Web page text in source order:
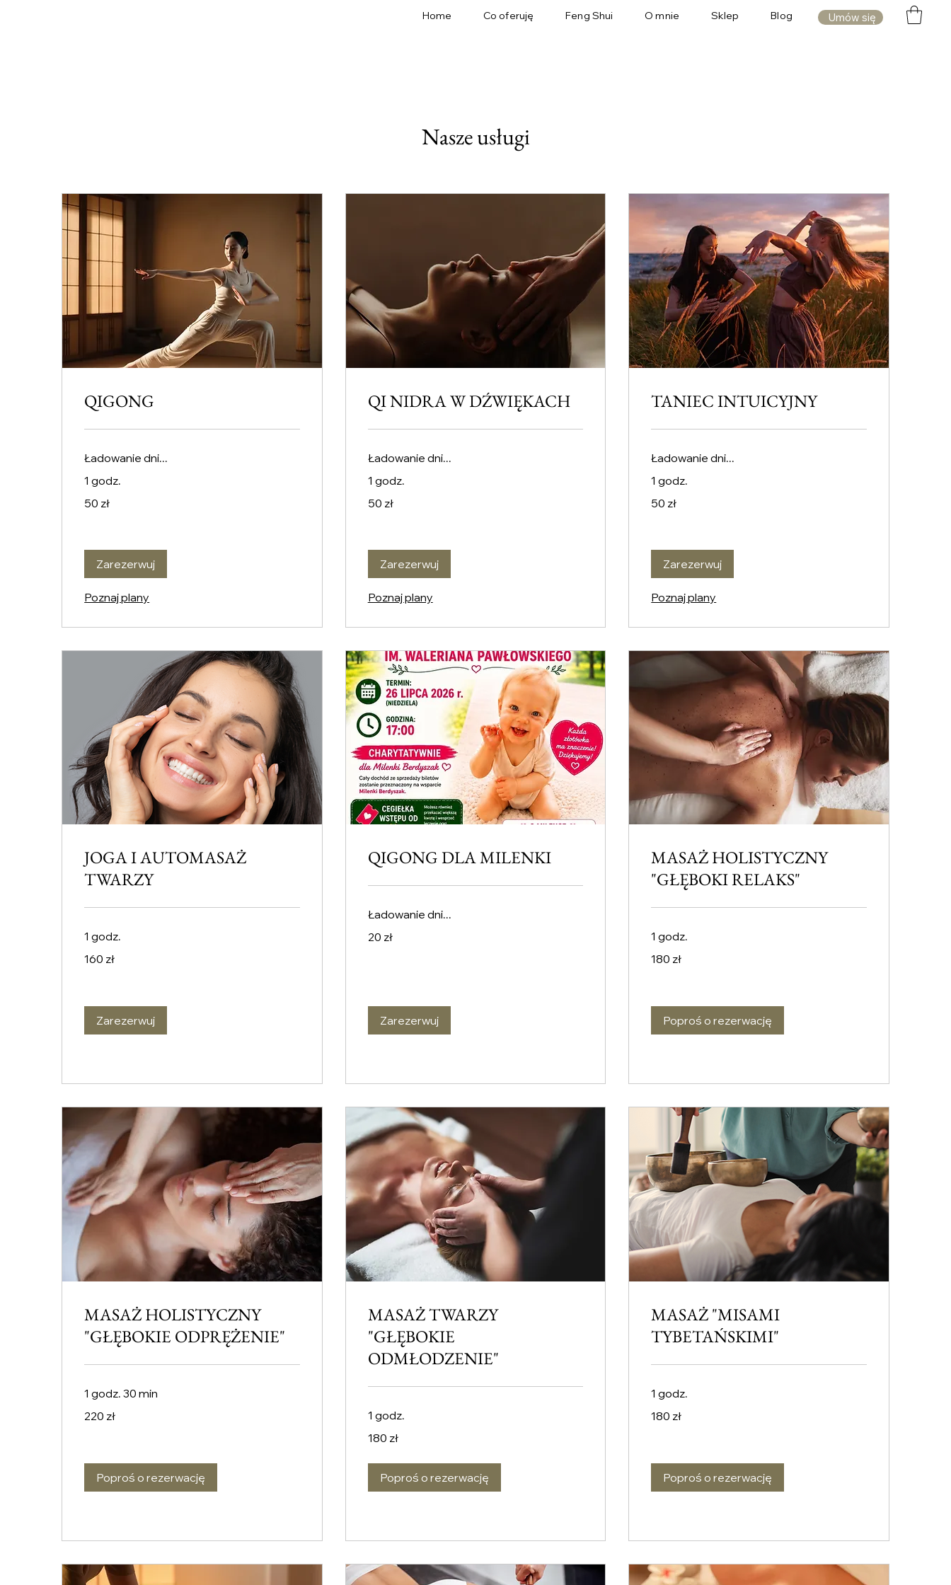
Home Co oferuję Feng Shui O mnie Sklep Blog Umów się
Nasze usługi
QIGONG
Ładowanie dni...
1 godz.
złotych
50 zł
Zarezerwuj
Poznaj plany
QI NIDRA W DŹWIĘKACH
Ładowanie dni...
1 godz.
złotych
50 zł
Zarezerwuj
Poznaj plany
TANIEC INTUICYJNY
Ładowanie dni...
1 godz.
złotych
50 zł
Zarezerwuj
Poznaj plany
JOGA I AUTOMASAŻ
TWARZY
1 godz.
złotych
160 zł
Zarezerwuj
QIGONG DLA MILENKI
Ładowanie dni...
złotych
20 zł
Zarezerwuj
MASAŻ HOLISTYCZNY
"GŁĘBOKI RELAKS"
1 godz.
złotych
180 zł
Poproś o rezerwację
MASAŻ HOLISTYCZNY
"GŁĘBOKIE ODPRĘŻENIE"
1 godz. 30 min
złotych
220 zł
Poproś o rezerwację
MASAŻ TWARZY
"GŁĘBOKIE
ODMŁODZENIE"
1 godz.
złotych
180 zł
Poproś o rezerwację
MASAŻ "MISAMI
TYBETAŃSKIMI"
1 godz.
złotych
180 zł
Poproś o rezerwację